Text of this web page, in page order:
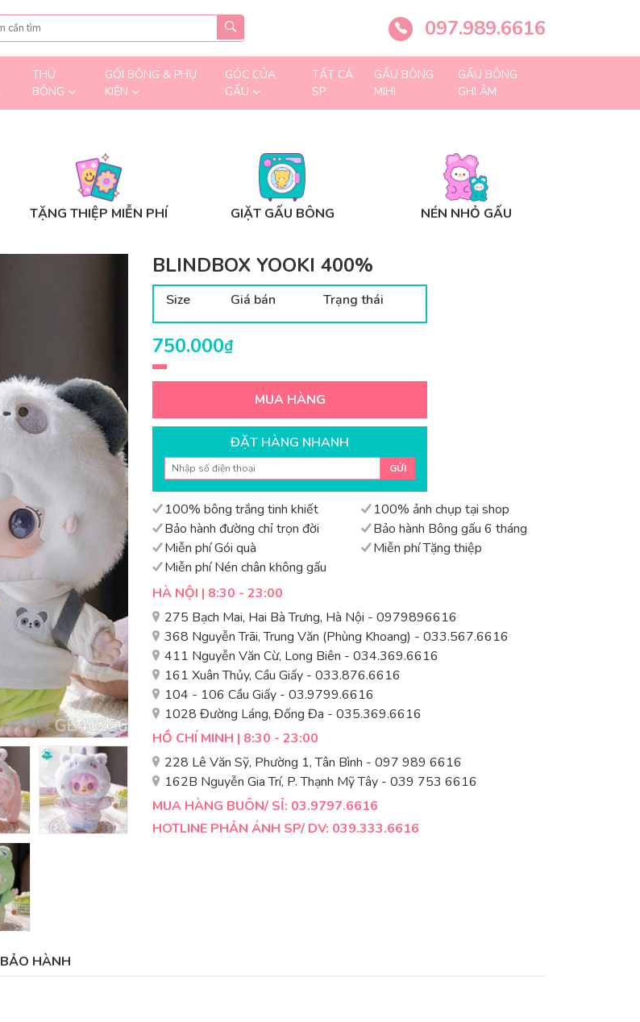
097.989.6616
THÚ
BÔNG
GỐI BÔNG & PHỤ
KIỆN
GÓC CỦA
GẤU
TẤT CẢ
SP
GẤU BÔNG
MIHI
GẤU BÔNG
GHI ÂM
TẶNG THIỆP MIỄN PHÍ GIẶT GẤU BÔNG NÉN NHỎ GẤU
BLINDBOX YOOKI 400%
Size Giá bán Trạng thái
750.000₫
MUA HÀNG
ĐẶT HÀNG NHANH
GỬI
100% bông trắng tinh khiết
100% ảnh chụp tại shop
Bảo hành đường chỉ trọn đời
Bảo hành Bông gấu 6 tháng
Miễn phí Gói quà
Miễn phí Tặng thiệp
Miễn phí Nén chân không gấu
HÀ NỘI | 8:30 - 23:00
275 Bạch Mai, Hai Bà Trưng, Hà Nội - 0979896616
368 Nguyễn Trãi, Trung Văn (Phùng Khoang) - 033.567.6616
411 Nguyễn Văn Cừ, Long Biên - 034.369.6616
161 Xuân Thủy, Cầu Giấy - 033.876.6616
104 - 106 Cầu Giấy - 03.9799.6616
1028 Đường Láng, Đống Đa - 035.369.6616
HỒ CHÍ MINH | 8:30 - 23:00
228 Lê Văn Sỹ, Phường 1, Tân Bình - 097 989 6616
162B Nguyễn Gia Trí, P. Thạnh Mỹ Tây - 039 753 6616
MUA HÀNG BUÔN/ SỈ: 03.9797.6616
HOTLINE PHẢN ÁNH SP/ DV: 039.333.6616
BẢO HÀNH